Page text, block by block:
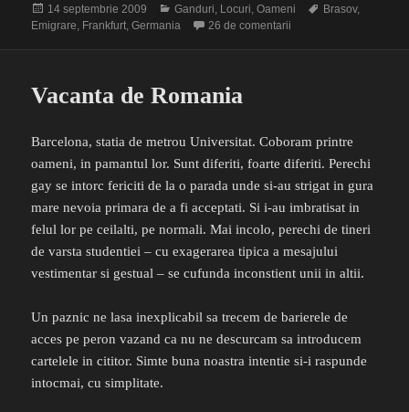
Publicat
pe
14 septembrie 2009 Categorii
Ganduri, Locuri,Oameni Etichete
Brasov,
Emigrare, Frankfurt,Germania 26 de comentarii
Vacanta de Romania
Barcelona, statia de metrou Universitat. Coboram printre
oameni, in pamantul lor. Sunt diferiti, foarte diferiti. Perechi
gay se intorc fericiti de la o parada unde si-au strigat in gura
mare nevoia primara de a fi acceptati. Si i-au imbratisat in
felul lor pe ceilalti, pe normali. Mai incolo, perechi de tineri
de varsta studentiei – cu exagerarea tipica a mesajului
vestimentar si gestual – se cufunda inconstient unii in altii.
Un paznic ne lasa inexplicabil sa trecem de barierele de
acces pe peron vazand ca nu ne descurcam sa introducem
cartelele in cititor. Simte buna noastra intentie si-i raspunde
intocmai, cu simplitate.